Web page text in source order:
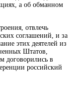
а об обманном
отвлечь
соглашений, и за
этих деятелей из
Штатов,
договорились в
российский